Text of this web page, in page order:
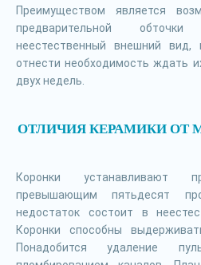
Преимуществом является
предварительной
неестественный внешний
отнести необходимость ждать
двух недель.
ОТЛИЧИЯ КЕРАМИКИ ОТ
Коронки устанавливают
превышающим пятьдесят
недостаток состоит в
Коронки способны
Понадобится удаление